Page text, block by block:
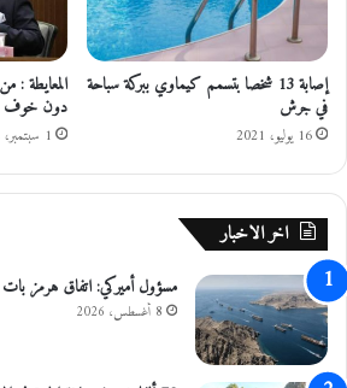
إصابة 13 شخصا بتسمم كيماوي ببركة سباحة
في جرش
16 يوليو، 2021
المعايطة :
دون خوف
1 سبتمبر، 2022
اخر الاخبار
مسؤول أميركي: اتفاق هرمز بات
8 أغسطس، 2026